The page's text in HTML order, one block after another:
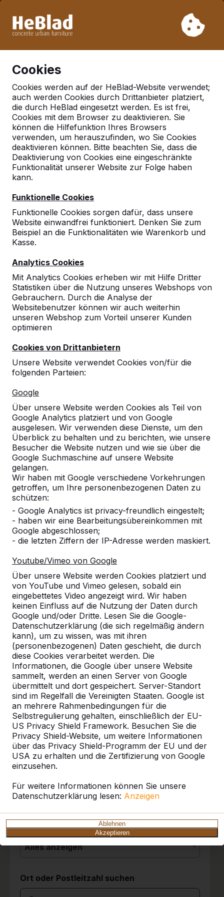
Woche 33 nicht. Bitte berücksichtigen Sie daher längere
Cookies
Cookies werden auf der HeBlad-Website verwendet;
auch werden Cookies durch Drittanbieter platziert,
die durch HeBlad eingesetzt werden. Es ist frei,
Cookies mit dem Browser zu deaktivieren. Sie
können die Hilfefunktion Ihres Browsers
verwenden, um herauszufinden, wo Sie Cookies
deaktivieren können. Bitte beachten Sie, dass die
Deaktivierung von Cookies eine eingeschränkte
Funktionalität unserer Website zur Folge haben
kann.
Funktionelle Cookies
Funktionelle Cookies sorgen dafür, dass unsere
Website einwandfrei funktioniert. Denken Sie zum
Beispiel an die Funktionalitäten wie Warenkorb und
Kasse.
Analytics Cookies
Mit Analytics Cookies erheben wir mit Hilfe Dritter
Statistiken über die Nutzung unseres Webshops von
Gebrauchern. Durch die Analyse der
Websitebenutzer können wir auch weiterhin
unseren Webshop zum Vorteil unserer Kunden
optimieren
Cookies von Drittanbietern
Unsere Website verwendet Cookies von/für die
folgenden Parteien:
Google
Über unsere Website werden Cookies als Teil von
Google Analytics platziert und von Google
ausgelesen. Wir verwenden diese Dienste, um den
Überblick zu behalten und zu berichten, wie unsere
Besucher die Website nutzen und wie sie über die
Google Suchmaschine auf unsere Website
gelangen.
Wir haben mit Google verschiedene Vorkehrungen
getroffen, um Ihre personenbezogenen Daten zu
schützen:
- Google Analytics ist privacy-freundlich eingestelt;
- haben wir eine Bearbeitungsübereinkommen mit
Google abgeschlossen;
- die letzten Ziffern der IP-Adresse werden maskiert.
Youtube/Vimeo von Google
Über unsere Website werden Cookies platziert und
von YouTube und Vimeo gelesen, sobald ein
eingebettetes Video angezeigt wird. Wir haben
keinen Einfluss auf die Nutzung der Daten durch
Google und/oder Dritte. Lesen Sie die Google-
Datenschutzerklärung (die sich regelmäßig ändern
kann), um zu wissen, was mit ihren
(personenbezogenen) Daten geschieht, die durch
diese Cookies verarbeitet werden. Die
Informationen, die Google über unsere Website
sammelt, werden an einen Server von Google
übermittelt und dort gespeichert. Server-Standort
sind im Regelfall die Vereinigten Staaten. Google ist
an mehrere Rahmenbedingungen für die
Selbstregulierung gehalten, einschließlich der EU-
US Privacy Shield Framework. Besuchen Sie die
Privacy Shield-Website, um weitere Informationen
über das Privacy Shield-Programm der EU und der
USA zu erhalten und die Zertifizierung von Google
einzusehen.
Für weitere Informationen können Sie unsere
Datenschutzerklärung lesen: Anzeigen
Ablehnen
Akzeptieren
Geen referenties gevonden in 'grob-wokern'
Deutschland
Referenties in:
Deutschland
10
02-07-2026
10
Qualitativ sehr hochwertige Spielgeräte.
Unsere Schüler sind begeistert!
30-06-2026
8
Bisher ist dieses Produkt unsere Erfahrung.
Es ist gut angenommen worden und man
kann schön dran sitzen. Alles in allem ein
sehr gutes Produkt. Kann man nur
empfehlen.
23-06-2026
10
dieses war die erste Bestellung. Es war alles
durchweg positiv
Gabi Baxpehler
10-06-2026
10
Die Tischgruppen stehen seit drei Tagen und
sie werden von den Kindern sehr gut
angenommen. Wir sind sehr zufrieden mit der
Entscheidung für die Picknicksets.
Grundschule Friedrichsthal
03-06-2026
10
Wir sind ganz begeistert über die Spielgeräte.
Es ist eine hochwertige Qualität. Die
Anlieferung war super; der Fahrer hat
Standort zu stellen. Die Spielgeräte wurden
daneben zur Verfügung. So ist ein spontanes
Spiel im Mehrgenerationenpark jederzeit
Referenzen
Unsere Produkte finden Sie in ganz Europa
und darüber hinaus. Sehen Sie hier, wo Sie
ein HeBlad-Produkt in Ihrer Nähe finden.
Produkt
Kategorie
Alles anzeigen
Ort oder Postleitzahl suchen